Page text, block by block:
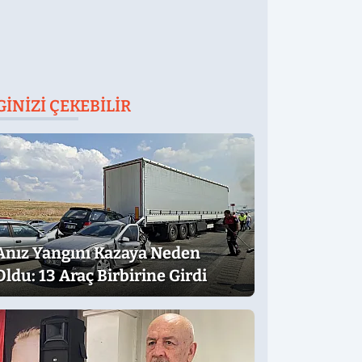
ÇEKEBILIR
Yangını Kazaya Neden
13 Araç Birbirine Girdi